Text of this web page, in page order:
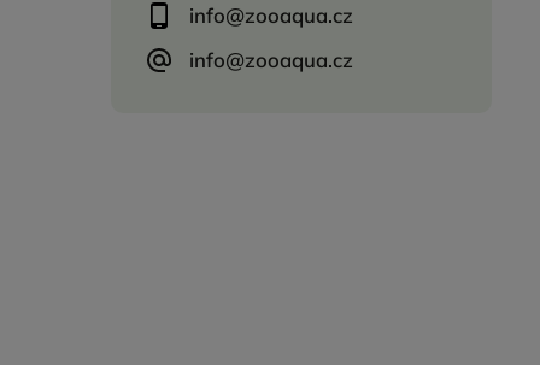
info@zooaqua.cz
info@zooaqua.cz